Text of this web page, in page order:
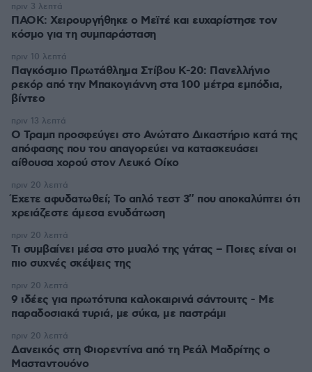
ΠΑΟΚ: Χειρουργήθηκε ο Μεϊτέ και ευχαρίστησε τον
κόσμο για τη συμπαράσταση
πριν 3 λεπτά
Παγκόσμιο Πρωτάθλημα Στίβου Κ-20: Πανελλήνιο
ρεκόρ από την Μπακογιάννη στα 100 μέτρα εμπόδια,
βίντεο
πριν 10 λεπτά
Ο Τραμπ προσφεύγει στο Ανώτατο Δικαστήριο κατά της
απόφασης που του απαγορεύει να κατασκευάσει
αίθουσα χορού στον Λευκό Οίκο
πριν 13 λεπτά
Έχετε αφυδατωθεί; Το απλό τεστ 3″ που αποκαλύπτει ότι
χρειάζεστε άμεσα ενυδάτωση
πριν 20 λεπτά
Τι συμβαίνει μέσα στο μυαλό της γάτας – Ποιες είναι οι
πιο συχνές σκέψεις της
πριν 20 λεπτά
9 ιδέες για πρωτότυπα καλοκαιρινά σάντουιτς - Με
παραδοσιακά τυριά, με σύκα, με παστράμι
πριν 20 λεπτά
Δανεικός στη Φιορεντίνα από τη Ρεάλ Μαδρίτης ο
Μασταντουόνο
πριν 20 λεπτά